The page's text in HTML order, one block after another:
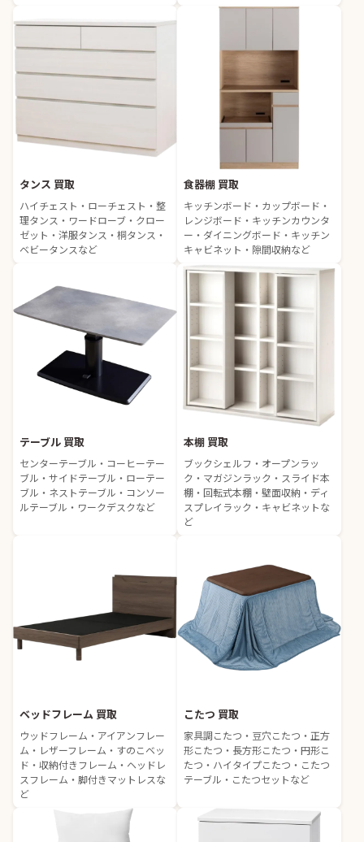
タンス 買取
ハイチェスト・ローチェスト・整
理タンス・ワードローブ・クロー
ゼット・洋服タンス・桐タンス・
ベビータンスなど
食器棚 買取
キッチンボード・カップボード・
レンジボード・キッチンカウンタ
ー・ダイニングボード・キッチン
キャビネット・隙間収納など
テーブル 買取
センターテーブル・コーヒーテー
ブル・サイドテーブル・ローテー
ブル・ネストテーブル・コンソー
ルテーブル・ワークデスクなど
本棚 買取
ブックシェルフ・オープンラッ
ク・マガジンラック・スライド本
棚・回転式本棚・壁面収納・ディ
スプレイラック・キャビネットな
ど
ベッドフレーム 買取
ウッドフレーム・アイアンフレー
ム・レザーフレーム・すのこベッ
ド・収納付きフレーム・ヘッドレ
スフレーム・脚付きマットレスな
ど
こたつ 買取
家具調こたつ・豆穴こたつ・正方
形こたつ・長方形こたつ・円形こ
たつ・ハイタイプこたつ・こたつ
テーブル・こたつセットなど